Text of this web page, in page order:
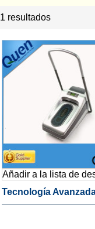
1 resultados
Añadir a la lista de
Tecnología